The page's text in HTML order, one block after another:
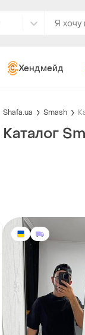
Хендмейд
Shafa.ua Smash
Каталог